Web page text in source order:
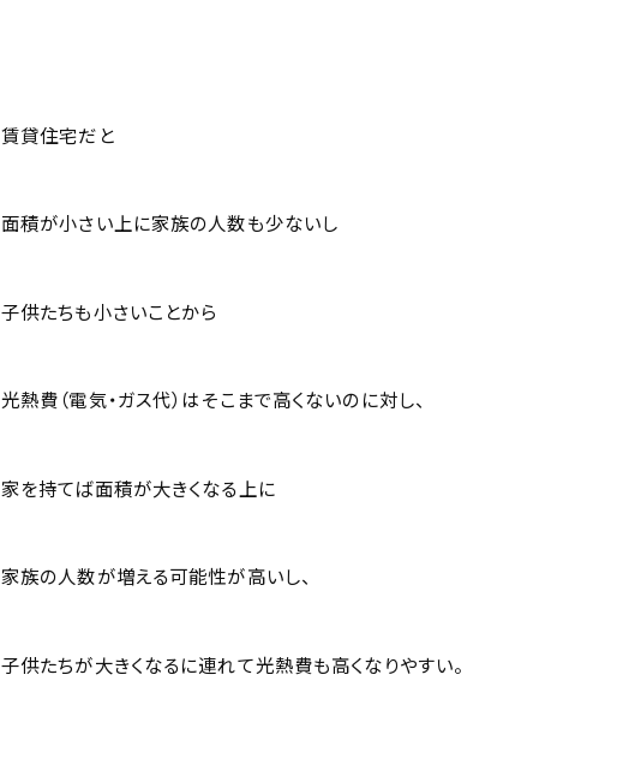
賃貸住宅だと
面積が小さい上に家族の人数も少ないし
子供たちも小さいことから
光熱費（電気・ガス代）はそこまで高くないのに対し、
家を持てば面積が大きくなる上に
家族の人数が増える可能性が高いし、
子供たちが大きくなるに連れて光熱費も高くなりやすい。